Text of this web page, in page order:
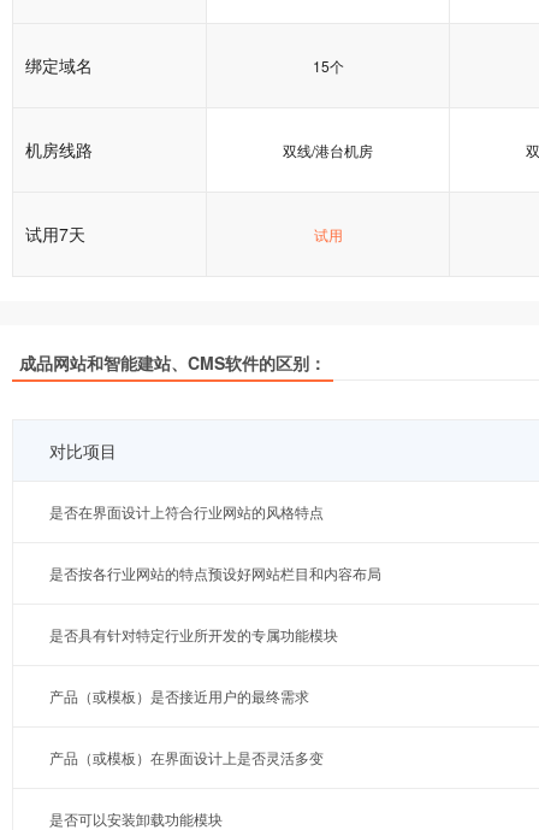
绑定域名 15个
机房线路 双线/港台机房
试用7天 试用
成品网站和智能建站、CMS软件的区别：
对比项目
是否在界面设计上符合行业网站的风格特点
是否按各行业网站的特点预设好网站栏目和内容布局
是否具有针对特定行业所开发的专属功能模块
产品（或模板）是否接近用户的最终需求
产品（或模板）在界面设计上是否灵活多变
是否可以安装卸载功能模块